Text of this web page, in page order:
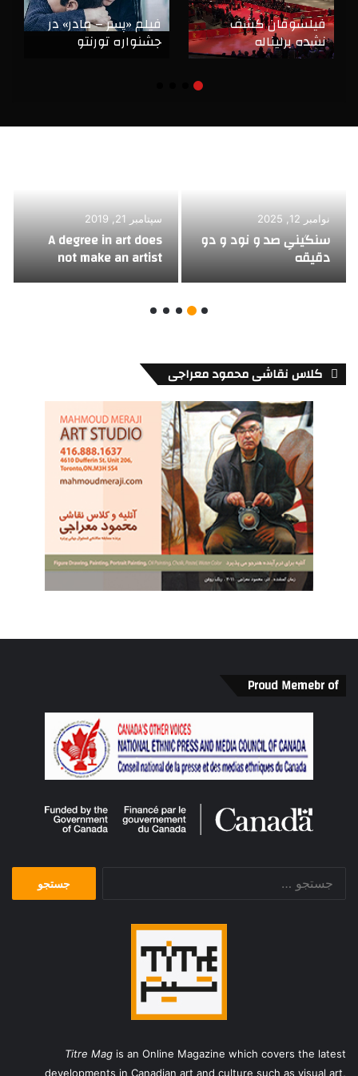
فیلسوفان کشف
نشده برلیناله
فیلم «پسر – مادر» در
جشنواره تورنتو
نوامبر 12, 2025
سنگینیِ صد و نود و دو
دقیقه
سپتامبر 21, 2019
A degree in art does
not make an artist
کلاس نقاشی محمود معراجی
Proud Memebr of
Titre Mag is an Online Magazine which covers the latest
developments in Canadian art and culture such as visual art,